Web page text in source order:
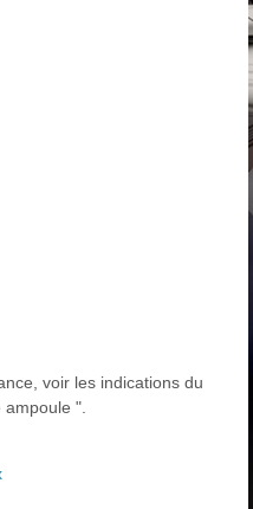
voir les indications du
".